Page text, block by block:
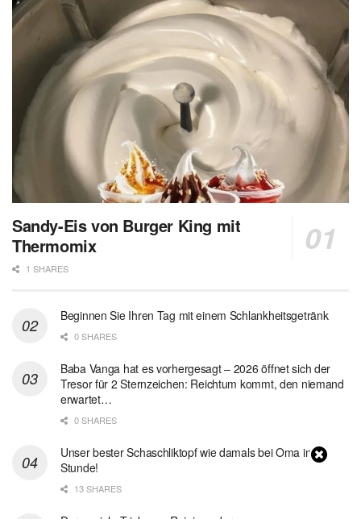
Sandy-Eis von Burger King mit
Thermomix
1 SHARES
Beginnen Sie Ihren Tag mit einem Schlankheitsgetränk
0 SHARES
Baba Vanga hat es vorhergesagt – 2026 öffnet sich der
Tresor für 2 Sternzeichen: Reichtum kommt, den niemand
erwartet…
0 SHARES
Unser bester Schaschliktopf wie damals bei Oma in 1
Stunde!
13 SHARES